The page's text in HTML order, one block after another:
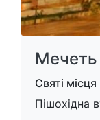
Святі місця
Пішохідна